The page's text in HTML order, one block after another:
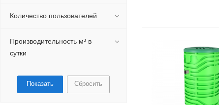
Количество пользователей
Производительность м³ в
сутки
Сбросить